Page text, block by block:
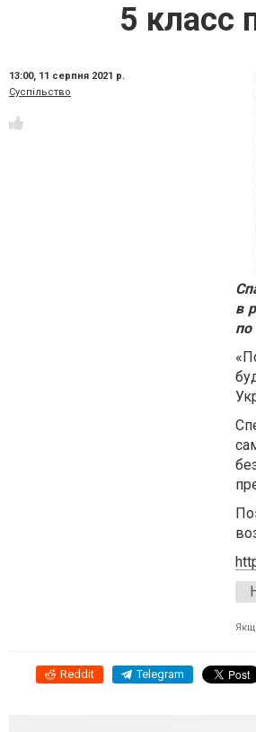
5 класс
13:00, 11 серпня 2021 р.
Суспільство
в
по
Reddit Telegram